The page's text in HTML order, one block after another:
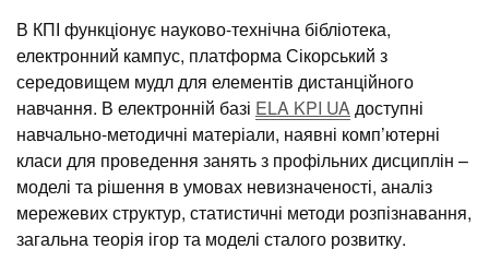
В КПІ функціонує науково-технічна бібліотека,
електронний кампус, платформа Сікорський з
середовищем мудл для елементів дистанційного
навчання. В електронній базі ELA KPI UAдоступні
навчально-методичні матеріали, наявні комп’ютерні
класи для проведення занять з профільних дисциплін –
моделі та рішення в умовах невизначеності, аналіз
мережевих структур, статистичні методи розпізнавання,
загальна теорія ігор та моделі сталого розвитку.